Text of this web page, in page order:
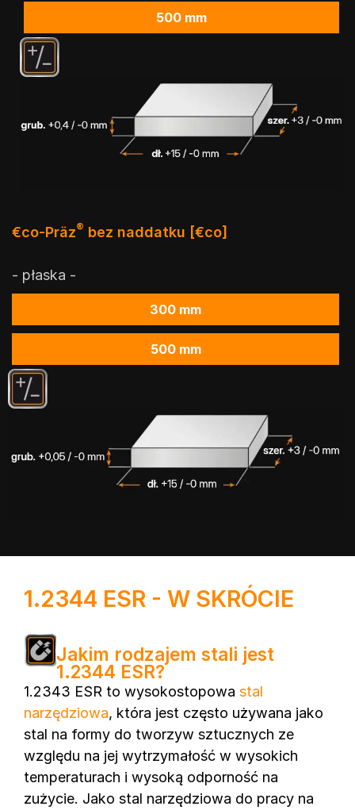
500 mm
€co-Präz® bez naddatku [€co]
- płaska -
300 mm
500 mm
1.2344 ESR - W SKRÓCIE
Jakim rodzajem stali jest
1.2344 ESR?
1.2343 ESR to wysokostopowa stal
narzędziowa, która jest często używana jako
stal na formy do tworzyw sztucznych ze
względu na jej wytrzymałość w wysokich
temperaturach i wysoką odporność na
zużycie. Jako stal narzędziowa do pracy na